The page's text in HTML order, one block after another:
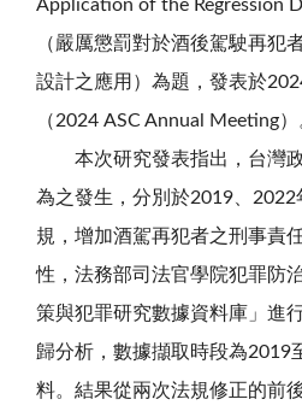
Application of the Regression
（嚴厲懲罰對於酒後駕駛再犯
設計之應用）為題，發表於
（2024 ASC Annual Meeting）
本次研究發表指出，台灣
為之發生，分別於2019、
規，增加酒駕再犯者之刑事責
性，法務部司法官學院犯罪防
策與犯罪研究數據資料庫」進
歸分析，數據擷取時段為2019
料。結果從兩次法規修正的前